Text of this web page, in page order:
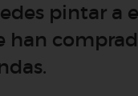
pintar a
han